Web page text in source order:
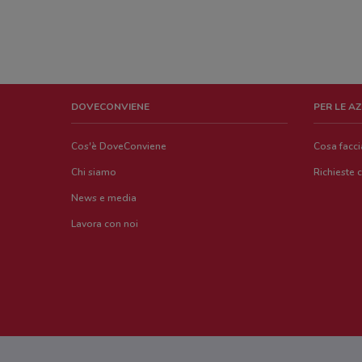
DOVECONVIENE
Cos'è DoveConviene
Chi siamo
News e media
Lavora con noi
PER LE
Cosa
Richieste